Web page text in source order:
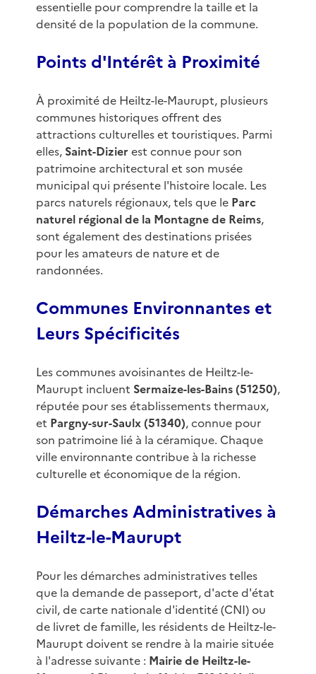
essentielle pour comprendre la taille et la
densité de la population de la commune.
Points d'Intérêt à Proximité
À proximité de Heiltz-le-Maurupt, plusieurs
communes historiques offrent des
attractions culturelles et touristiques. Parmi
elles, Saint-Dizier est connue pour son
patrimoine architectural et son musée
municipal qui présente l'histoire locale. Les
parcs naturels régionaux, tels que le Parc
naturel régional de la Montagne de Reims,
sont également des destinations prisées
pour les amateurs de nature et de
randonnées.
Communes Environnantes et
Leurs Spécificités
Les communes avoisinantes de Heiltz-le-
Maurupt incluent Sermaize-les-Bains (51250),
réputée pour ses établissements thermaux,
et Pargny-sur-Saulx (51340), connue pour
son patrimoine lié à la céramique. Chaque
ville environnante contribue à la richesse
culturelle et économique de la région.
Démarches Administratives à
Heiltz-le-Maurupt
Pour les démarches administratives telles
que la demande de passeport, d'acte d'état
civil, de carte nationale d'identité (CNI) ou
de livret de famille, les résidents de Heiltz-le-
Maurupt doivent se rendre à la mairie située
à l'adresse suivante : Mairie de Heiltz-le-